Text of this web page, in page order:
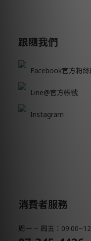
跟隨我們
Facebook官方粉絲
Line@官方帳號
Instagram
消費者服務
周一 ~ 周五：